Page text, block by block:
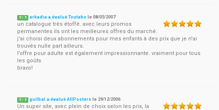
5 / 5 arkadia a évalué Toutabo le08/05/2007
un catalogue très étoffé. avec leurs promos
permanentes ils ont les meilleures offres du marché.
j'ai choisi deux abonnements pour mes enfants à des prix que je n'ai
trouvés nulle part ailleurs.
l’offre pour adulte est également impressionnante. vraiment pour tous
les goûts
bravo!
5 / 5 guilbal a évalué AllPosters le 29/12/2006
Un super site, avec plein de choix selon les prix, la